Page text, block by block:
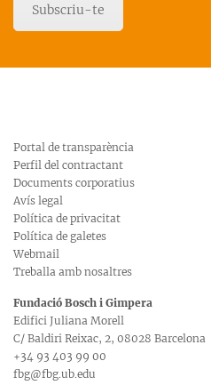
Subscriu-te
Portal de transparència
Perfil del contractant
Documents corporatius
Avís legal
Política de privacitat
Política de galetes
Webmail
Treballa amb nosaltres
Fundació Bosch i Gimpera
Edifici Juliana Morell
C/ Baldiri Reixac, 2, 08028 Barcelona
+34 93 403 99 00
fbg@fbg.ub.edu